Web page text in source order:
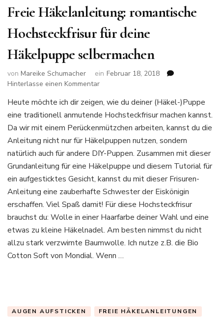
Freie Häkelanleitung: romantische
Hochsteckfrisur für deine
Häkelpuppe selbermachen
von Mareike Schumacher ein Februar 18, 2018
Hinterlasse einen Kommentarzu
Häkelanleitung:
romantische
Hochsteckfrisur
deine
Häkelpuppe
selbermachen
Heute möchte ich dir zeigen, wie du deiner (Häkel-)Puppe
eine traditionell anmutende Hochsteckfrisur machen kannst.
Da wir mit einem Perückenmützchen arbeiten, kannst du die
Anleitung nicht nur für Häkelpuppen nutzen, sondern
natürlich auch für andere DIY-Puppen. Zusammen mit dieser
Grundanleitung für eine Häkelpuppe und diesem Tutorial für
ein aufgesticktes Gesicht, kannst du mit dieser Frisuren-
Anleitung eine zauberhafte Schwester der Eiskönigin
erschaffen. Viel Spaß damit! Für diese Hochsteckfrisur
brauchst du: Wolle in einer Haarfarbe deiner Wahl und eine
etwas zu kleine Häkelnadel. Am besten nimmst du nicht
allzu stark verzwirnte Baumwolle. Ich nutze z.B. die Bio
Cotton Soft von Mondial. Wenn …
AUGEN AUFSTICKEN FREIE HÄKELANLEITUNGEN